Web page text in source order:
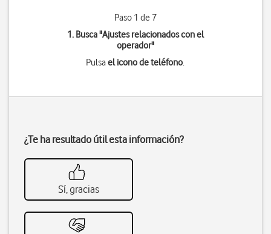
Paso 1 de 7
1. Busca "Ajustes relacionados con el
operador"
Pulsael icono de teléfono.
¿Te ha resultado útil esta información?
Sí, gracias